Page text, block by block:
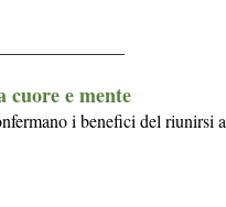
cuore e mente
i benefici del riunirsi a